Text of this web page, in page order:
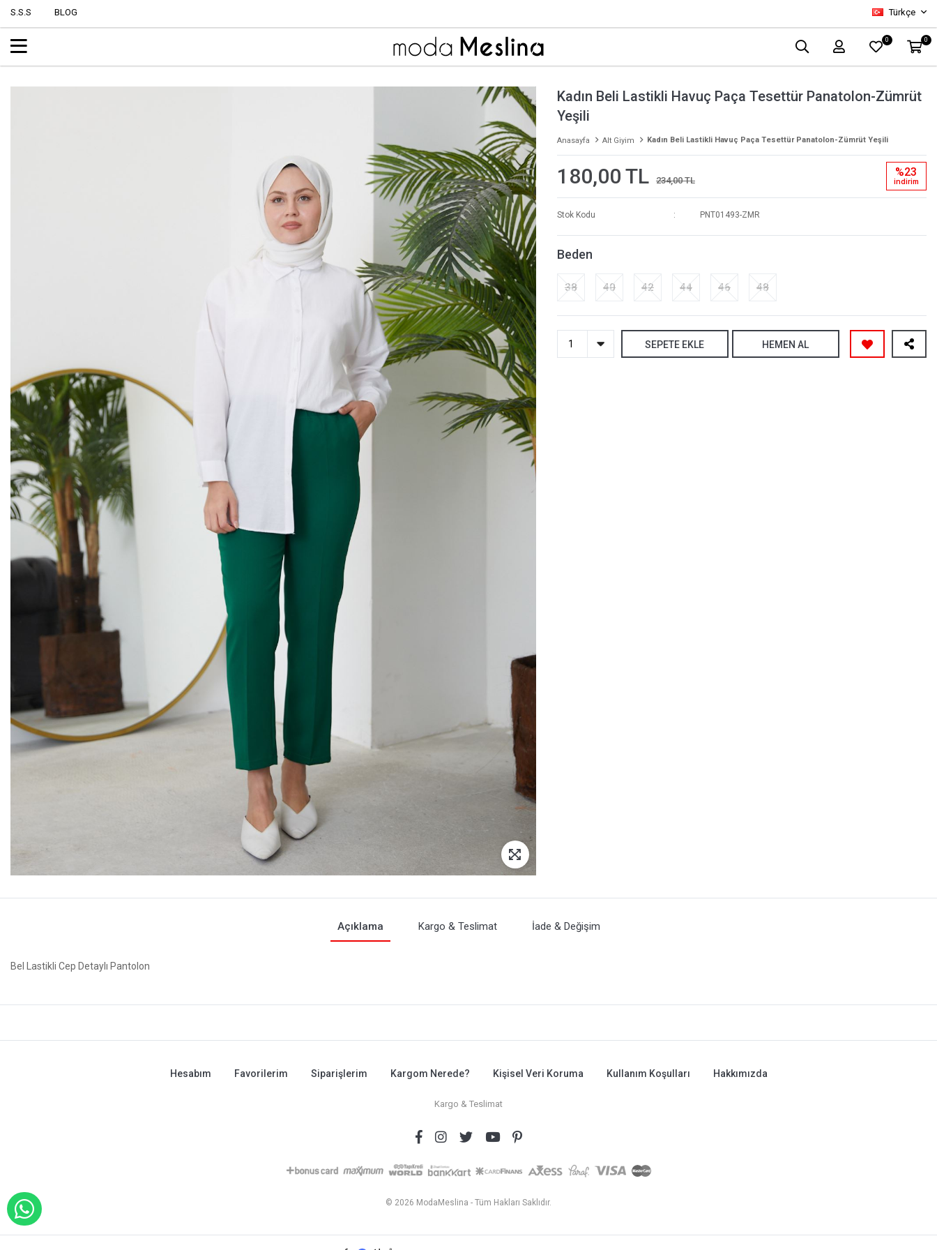
S.S.S BLOG Türkçe
0 0
Kadın Beli Lastikli Havuç Paça Tesettür Panatolon-Zümrüt
Yeşili
Anasayfa Alt Giyim Kadın Beli Lastikli Havuç Paça Tesettür Panatolon-Zümrüt Yeşili
180,00 TL 234,00 TL
%23
i̇ndi̇ri̇m
Stok Kodu PNT01493-ZMR
Beden
38 40 42 44 46 48
SEPETE EKLE HEMEN AL
Açıklama Kargo & Teslimat İade & Değişim
Bel Lastikli Cep Detaylı Pantolon
Hesabım Favorilerim Siparişlerim Kargom Nerede? Kişisel Veri Koruma Kullanım Koşulları Hakkımızda
Kargo & Teslimat
© 2026 ModaMeslina - Tüm Hakları Saklıdır.